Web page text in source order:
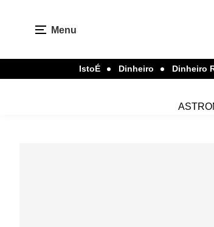
Menu
IstoÉ Dinheiro Dinheiro